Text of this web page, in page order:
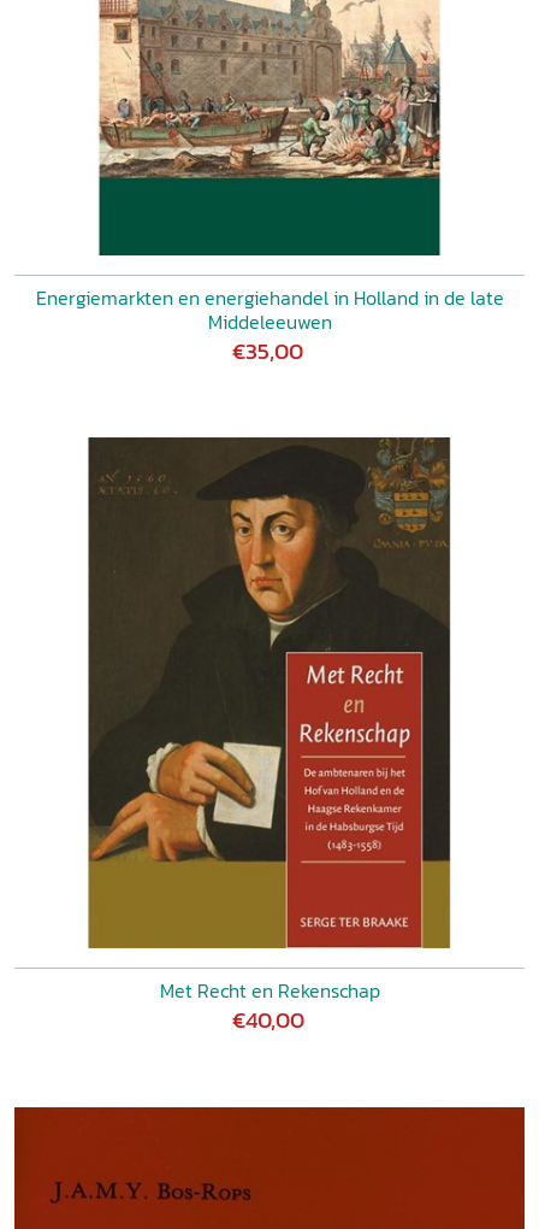
Energiemarkten en energiehandel in Holland in de late
Middeleeuwen
€35,00
Met Recht en Rekenschap
€40,00